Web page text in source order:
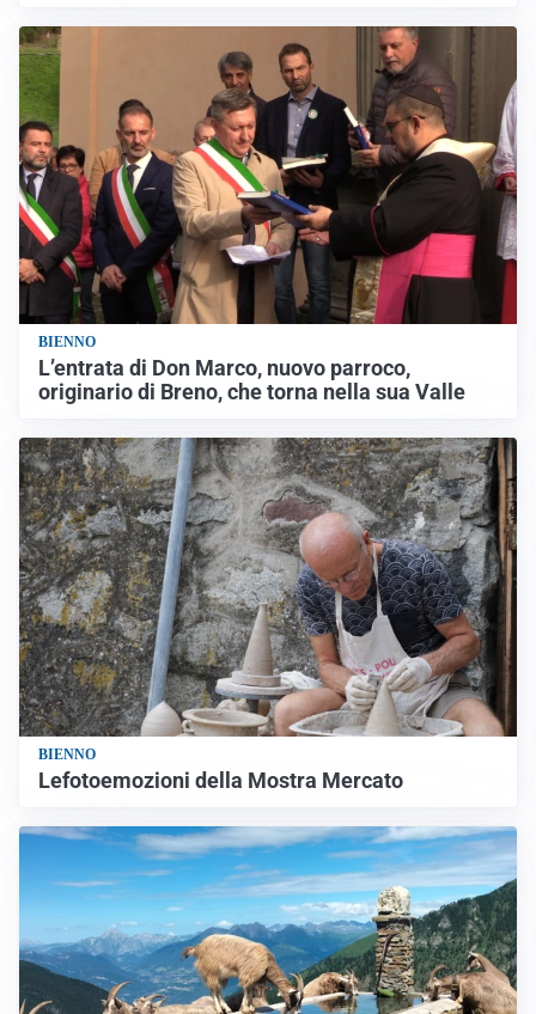
BIENNO
L’entrata di Don Marco, nuovo parroco,
originario di Breno, che torna nella sua Valle
BIENNO
Lefotoemozioni della Mostra Mercato